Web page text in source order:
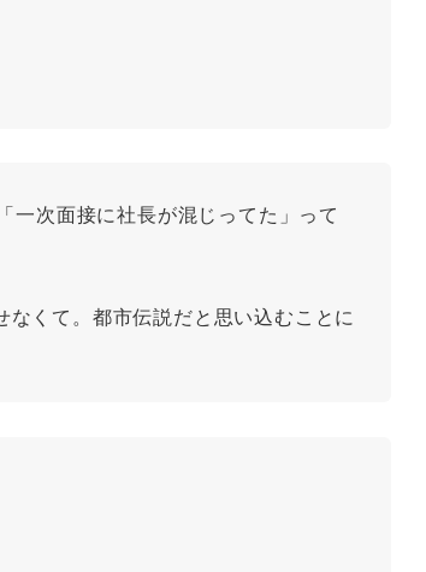
一次面接に社長が混じってた」って
くて。都市伝説だと思い込むことに